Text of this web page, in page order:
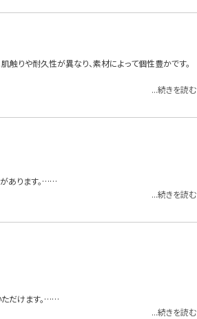
触りや耐久性が異なり、素材によって個性豊かです。
...続きを読む
があります。……
...続きを読む
ただけます。……
...続きを読む